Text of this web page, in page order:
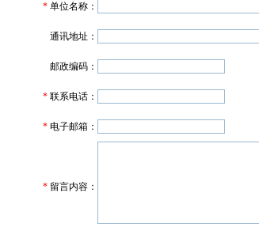
* 单位名称：
通讯地址：
邮政编码：
* 联系电话：
* 电子邮箱：
* 留言内容：